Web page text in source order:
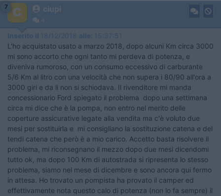
7 ciupi
4
Inserito il 18/12/2018 alle: 15:37:51
L'ho acquistato usato a marzo 2018, dopo alcuni Km circa 3000
mi sono accorto che ogni tanto mi perdeva di potenza, e
diveniva rumoroso, con un consumo eccessivo di carburante
5/6 Km al litro con una velocità che non supera i 80/90 all'ora a
3000 giri e da li non si schiodava. Il rivenditore mi manda
concessionario Ford spiegato il problema dopo una settimana
circa mi dice che è la pompa, non entro nel merito delle
coperture assicurative legate alla vendita ma c'è voluto due
mesi per sostituirla e mi consigliano la sostituzione catena e del
tendi catena che però è a mio carico. Accetto basta risolvere il
problema, mi riconsegnano il mezzo dopo due mesi dicendomi
tutto ok, ma dopo 100 Km di autostrada si ripresenta lo stesso
problema, siamo nel mese di dicembre e sono ancora qui fermo
in attesa. Ho trovato un pompista ha provato il camper ed
effettivamente nota questo calo di potenza (non lo fa sempre) il